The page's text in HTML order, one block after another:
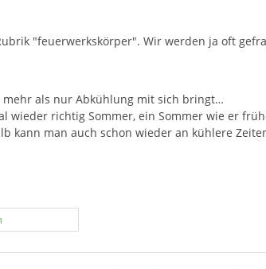
"feuerwerkskörper". Wir werden ja oft
mehr als nur Abkühlung mit sich bringt…
wieder richtig Sommer, ein Sommer wie er
kann man auch schon wieder an kühlere